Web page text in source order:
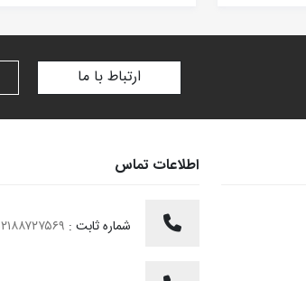
ارتباط با ما
اطلاعات تماس
شماره ثابت :